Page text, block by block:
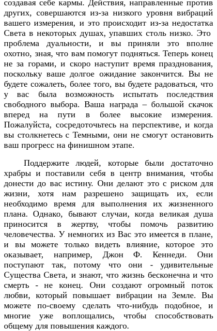
создавая себе кармы. Действия, направленные против
других, совершаются из-за низкого уровня вибраций
вашего измерения, и это происходит из-за недостатка
Света в некоторых душах, упавших столь низко. Это
проблема дуальности, и вы приняли это вполне
охотно, зная, что вам помогут подняться. Теперь конец
не за горами, и скоро наступит время празднования,
поскольку ваше долгое ожидание закончится. Вы не
будете сожалеть, более того, вы будете радоваться, что
у вас была возможность испытать последствия
свободного выбора. Ваша награда – большой скачок
вперед на пути в более высокие измерения.
Пожалуйста, сосредоточьтесь на перспективе, и когда
вы столкнетесь с Темными, они не смогут остановить
ваш прогресс на финишном этапе.
Поддержите людей, которые были достаточно
храбры и поставили себя в центр внимания, чтобы
донести до вас истину. Они делают это с риском для
жизни, хотя нам разрешено защищать их, если
необходимо время для выполнения их жизненного
плана. Однако, бывают случаи, когда великая душа
приносится в жертву, чтобы помочь развитию
человечества. У немногих из Вас это имеется в плане,
и вы можете только видеть влияние, которое это
оказывает, например, Джон Ф. Кеннеди. Они
поступают так, потому что они - удивительные
Существа Света, и знают, что жизнь бесконечна и что
смерть - не конец. Они создают огромный поток
любви, который повышает вибрации на Земле. Вы
можете по-своему сделать что-нибудь подобное, и
многие уже воплощались, чтобы способствовать
общему для повышения каждого.